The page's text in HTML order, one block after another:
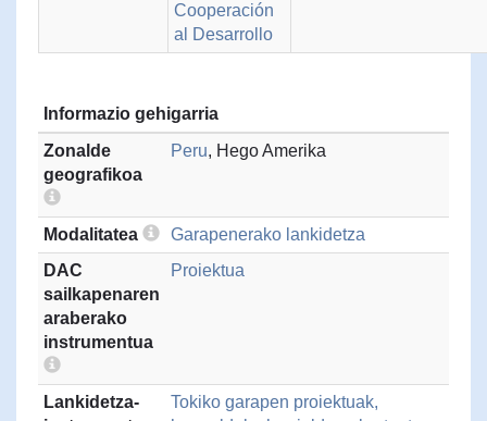
Cooperación
al Desarrollo
Informazio gehigarria
Zonalde
geografikoa
Peru, Hego Amerika
Modalitatea
Garapenerako lankidetza
DAC
sailkapenaren
araberako
instrumentua
Proiektua
Lankidetza-
Tokiko garapen proiektuak,